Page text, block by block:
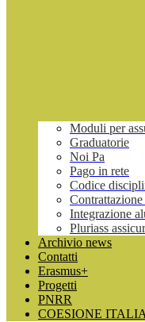
Moduli per
Graduatorie
Noi Pa
Pago in rete
Codice
Integrazione
Pluriass
Archivio news
Contatti
Erasmus+
Progetti
PNRR
COESIONE